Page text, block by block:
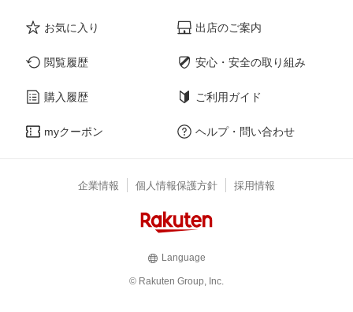
お気に入り
閲覧履歴
購入履歴
myクーポン
出店のご案内
安心・安全の取り組み
ご利用ガイド
ヘルプ・問い合わせ
企業情報 個人情報保護方針 採用情報
Language
© Rakuten Group, Inc.